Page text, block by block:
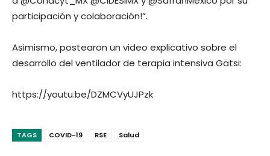
participación y colaboración!”.
Asimismo, postearon un video explicativo sobre el
desarrollo del ventilador de terapia intensiva Gätsi:
https://youtu.be/DZMCVyUJPzk
TAGS COVID-19 RSE Salud